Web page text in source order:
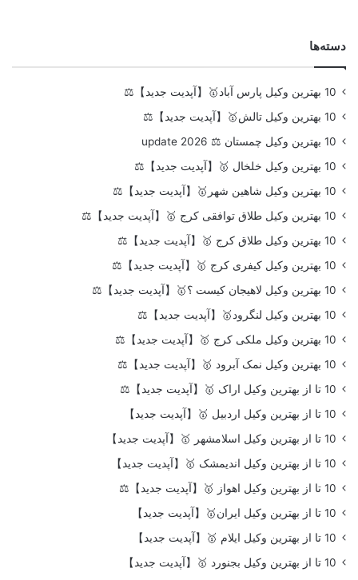
دسته‌ها
10 بهترین وکیل پارس آباد🥇【آپدیت جدید】⚖️
10 بهترین وکیل تالش🥇【آپدیت جدید】⚖️
10 بهترین وکیل چمستان ⚖️ update 2026
10 بهترین وکیل خلخال 🥇【آپدیت جدید】⚖️
10 بهترین وکیل شاهین شهر🥇【آپدیت جدید】⚖️
10 بهترین وکیل طلاق توافقی کرج 🥇【آپدیت جدید】⚖️
10 بهترین وکیل طلاق کرج 🥇【آپدیت جدید】⚖️
10 بهترین وکیل کیفری کرج 🥇【آپدیت جدید】⚖️
10 بهترین وکیل لاهیجان کیست ؟🥇【آپدیت جدید】⚖️
10 بهترین وکیل لنگرود🥇【آپدیت جدید】⚖️
10 بهترین وکیل ملکی کرج 🥇【آپدیت جدید】⚖️
10 بهترین وکیل نمک آبرود 🥇【آپدیت جدید】⚖️
10 تا از بهترین وکیل اراک 🥇【آپدیت جدید】⚖️
10 تا از بهترین وکیل اردبیل 🥇【آپدیت جدید】
10 تا از بهترین وکیل اسلامشهر 🥇【آپدیت جدید】
10 تا از بهترین وکیل اندیمشک 🥇【آپدیت جدید】
10 تا از بهترین وکیل اهواز 🥇【آپدیت جدید】⚖️
10 تا از بهترین وکیل ایران🥇【آپدیت جدید】
10 تا از بهترین وکیل ایلام 🥇【آپدیت جدید】
10 تا از بهترین وکیل بجنورد 🥇【آپدیت جدید】